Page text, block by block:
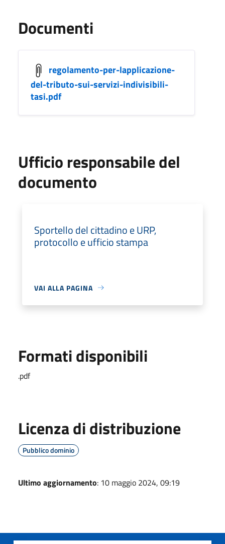
Documenti
regolamento-per-lapplicazione-
del-tributo-sui-servizi-indivisibili-
tasi.pdf
Ufficio responsabile del
documento
Sportello del cittadino e URP,
protocollo e ufficio stampa
VAI ALLA PAGINA
Formati disponibili
.pdf
Licenza di distribuzione
Pubblico dominio
Ultimo aggiornamento: 10 maggio 2024, 09:19